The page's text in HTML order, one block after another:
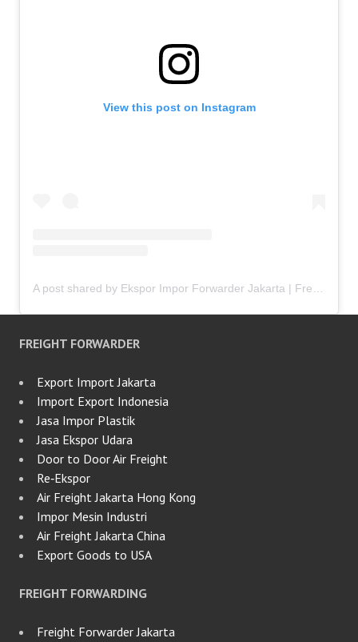
View this post on Instagram
FREIGHT FORWARDER
Export Import Jakarta
Import Export Indonesia
Jasa Impor Plastik
Jasa Ekspor Udara
Door to Door Air Freight
Re‑Ekspor
Air Freight Jakarta Hong Kong
Impor Mesin Industri
Air Freight Jakarta China
Export Goods to USA
FREIGHT FORWARDING
Freight Forwarder Jakarta